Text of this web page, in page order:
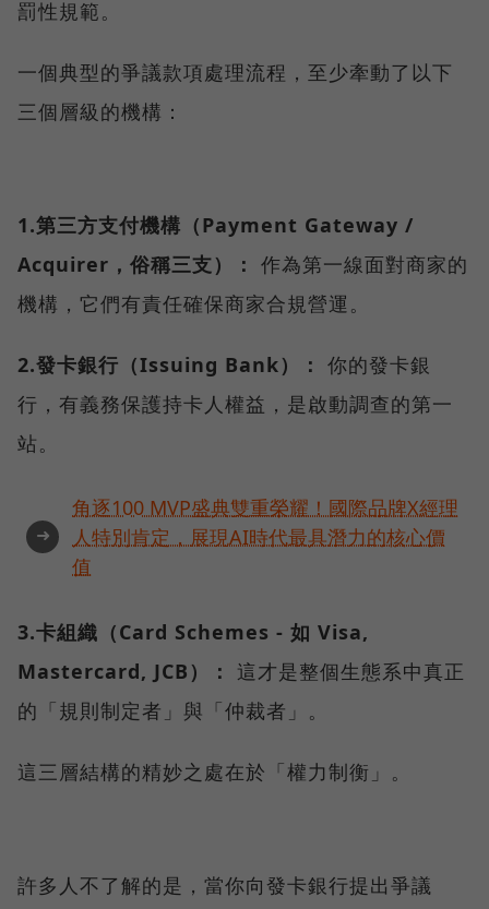
罰性規範。
一個典型的爭議款項處理流程，至少牽動了以下
三個層級的機構：
1.第三方支付機構（Payment Gateway /
Acquirer，俗稱三支）： 作為第一線面對商家的
機構，它們有責任確保商家合規營運。
2.發卡銀行（Issuing Bank）： 你的發卡銀
行，有義務保護持卡人權益，是啟動調查的第一
站。
➜
角逐100 MVP盛典雙重榮耀！國際品牌X經理
人特別肯定，展現AI時代最具潛力的核心價
值
3.卡組織（Card Schemes - 如 Visa,
Mastercard, JCB）：
這才是整個生態系中真正
的「規則制定者」與「仲裁者」。
這三層結構的精妙之處在於「權力制衡」。
許多人不了解的是，當你向發卡銀行提出爭議